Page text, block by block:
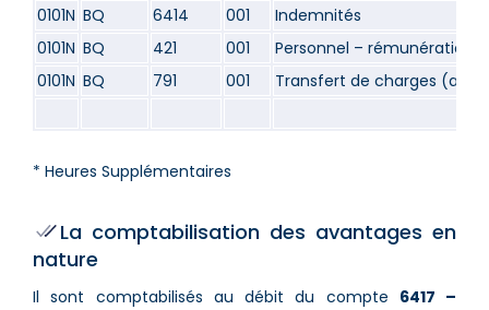
0101N BQ 6414 001
Indemnités
0101N BQ 421 001
Personnel –
0101N BQ 791 001 Transfert de charges
* Heures Supplémentaires
La comptabilisation des avantages en
nature
Il sont comptabilisés au débit du compte 6417 –